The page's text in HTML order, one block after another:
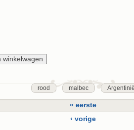
rood malbec
« eerste
‹ vorige